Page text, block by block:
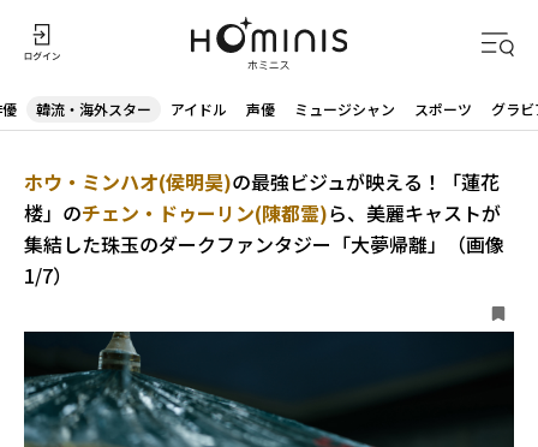
韓流・海外スター アイドル 声優 ミュージシャン スポーツ グラビ
ホウ・ミンハオ(侯明昊)の最強ビジュが映える！「蓮花
楼」のチェン・ドゥーリン(陳都霊)ら、美麗キャストが
集結した珠玉のダークファンタジー「大夢帰離」（画像
1/7）